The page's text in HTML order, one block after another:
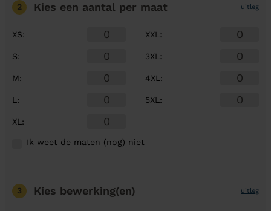
2 Kies een aantal per maat uitleg
XS:
S:
M:
L :
XL :
XXL :
3XL :
4XL :
5XL :
Ik weet de maten (nog) niet
3 Kies bewerking(en) uitleg